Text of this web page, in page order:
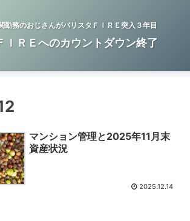
勤務のおじさんがバリスタＦＩＲＥ突入３年目
ＩＲＥへのカウントダウン終了
マンション管理と2025年11月末
資産状況
2025.12.14